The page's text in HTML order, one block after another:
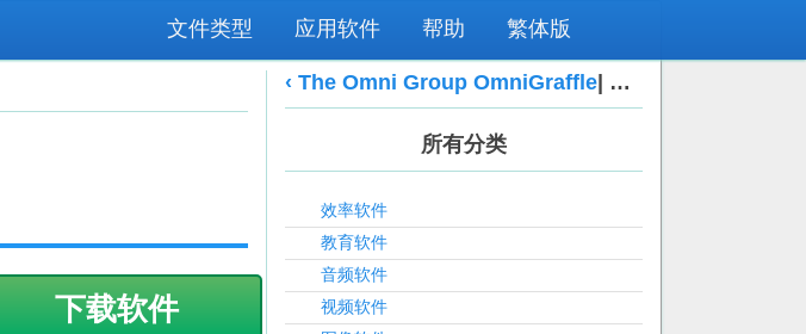
文件类型 应用软件 帮助 繁体版
下载软件
‹ The Omni Group OmniGraffle Thomson Reuters
所有分类
效率软件
教育软件
音频软件
视频软件